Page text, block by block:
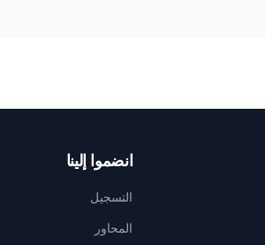
انضموا إلينا
التسجيل
المحاور